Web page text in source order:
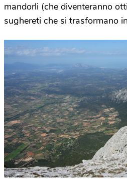
mandorli (che diventeranno
sughereti che si trasformano